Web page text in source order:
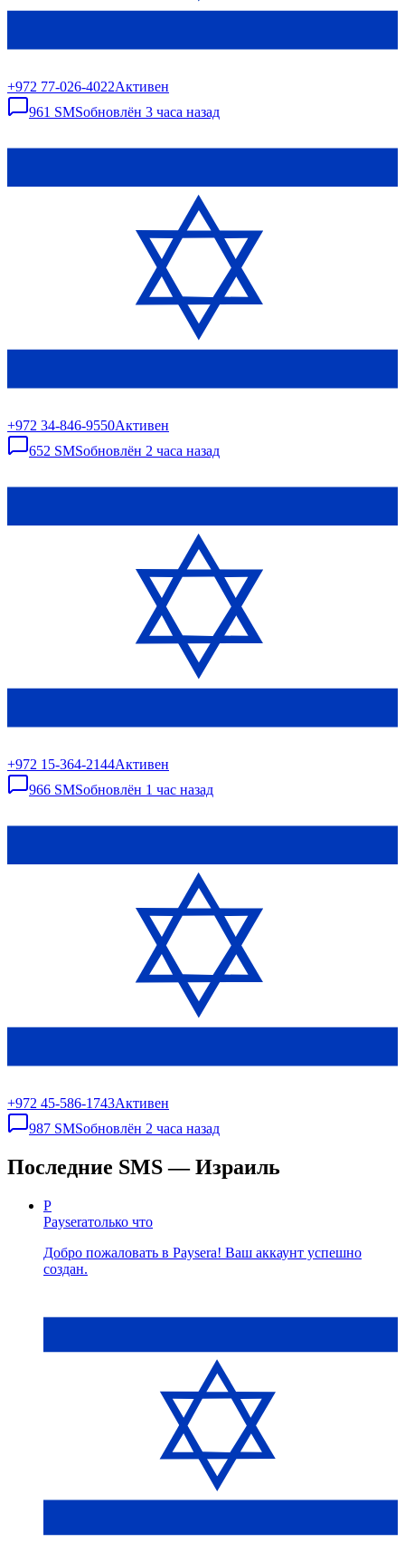
+972 77-026-4022Активен
961 SMSобновлён 3 часа назад
+972 34-846-9550Активен
652 SMSобновлён 2 часа назад
+972 15-364-2144Активен
966 SMSобновлён 1 час назад
+972 45-586-1743Активен
987 SMSобновлён 2 часа назад
Последние SMS — Израиль
P
Payseraтолько что
Добро пожаловать в Paysera! Ваш аккаунт успешно
создан.